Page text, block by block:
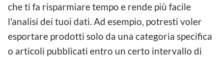
che ti fa risparmiare tempo e rende più facile
l'analisi dei tuoi dati. Ad esempio, potresti voler
esportare prodotti solo da una categoria specifica
o articoli pubblicati entro un certo intervallo di